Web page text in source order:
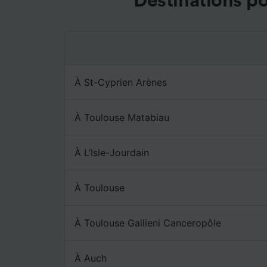
À St-Cyprien Arènes
À Toulouse Matabiau
À L’Isle-Jourdain
À Toulouse
À Toulouse Gallieni Canceropôle
À Auch